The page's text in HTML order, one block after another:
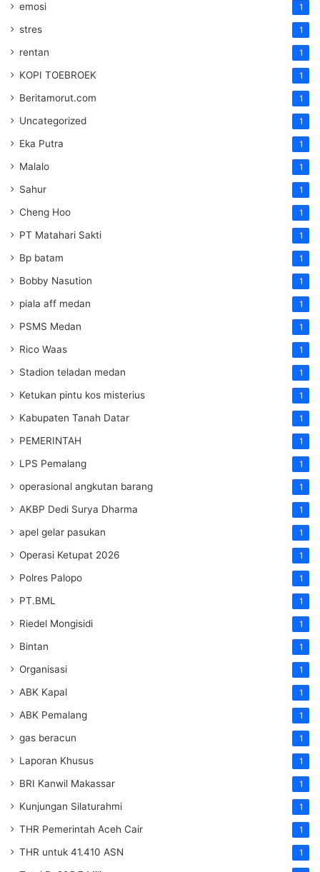
emosi 1
stres 1
rentan 1
KOPI TOEBROEK 1
Beritamorut.com 1
Uncategorized 1
Eka Putra 1
Malalo 1
Sahur 1
Cheng Hoo 1
PT Matahari Sakti 1
Bp batam 1
Bobby Nasution 1
piala aff medan 1
PSMS Medan 1
Rico Waas 1
Stadion teladan medan 1
Ketukan pintu kos misterius 1
Kabupaten Tanah Datar 1
PEMERINTAH 1
LPS Pemalang 1
operasional angkutan barang 1
AKBP Dedi Surya Dharma 1
apel gelar pasukan 1
Operasi Ketupat 2026 1
Polres Palopo 1
PT.BML 1
Riedel Mongisidi 1
Bintan 1
Organisasi 1
ABK Kapal 1
ABK Pemalang 1
gas beracun 1
Laporan Khusus 1
BRI Kanwil Makassar 1
Kunjungan Silaturahmi 1
THR Pemerintah Aceh Cair 1
THR untuk 41.410 ASN 1